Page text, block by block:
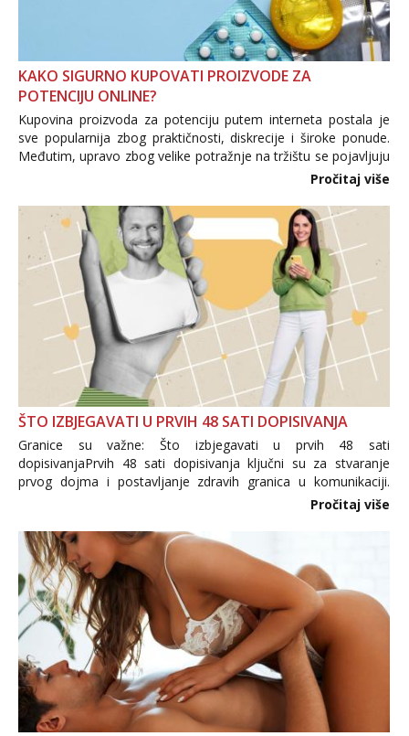
KAKO SIGURNO KUPOVATI PROIZVODE ZA
POTENCIJU ONLINE?
Kupovina proizvoda za potenciju putem interneta postala je
sve popularnija zbog praktičnosti, diskrecije i široke ponude.
Međutim, upravo zbog velike potražnje na tržištu se pojavljuju
i brojni krivotvoreni proizvodi, nepouzdane internetske
Pročitaj više
ŠTO IZBJEGAVATI U PRVIH 48 SATI DOPISIVANJA
Granice su važne: Što izbjegavati u prvih 48 sati
dopisivanjaPrvih 48 sati dopisivanja ključni su za stvaranje
prvog dojma i postavljanje zdravih granica u komunikaciji.
Važno je izbjeći prebrzo otkrivanje osobnih ili intimnih
informacija, jer nepoznata osoba još nije zaslužila to
povjerenje. Takođe...
Pročitaj više